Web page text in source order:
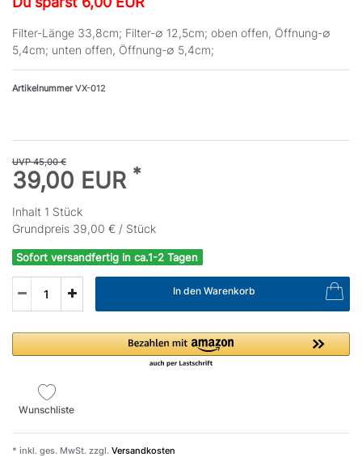
Filter-Länge 33,8cm; Filter-∅ 12,5cm; oben offen, Öffnung-∅
5,4cm; unten offen, Öffnung-∅ 5,4cm;
ArtikelnummerVX-012
UVP 45,00 €
39,00 EUR *
Inhalt 1 Stück
Grundpreis 39,00 € / Stück
Sofort versandfertig in ca.1-2 Tagen
In den Warenkorb
Wunschliste
* inkl. ges. MwSt. zzgl. Versandkosten